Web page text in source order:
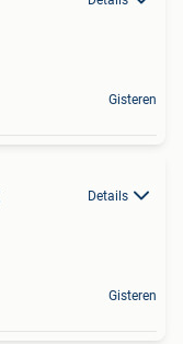
Gisteren
Details
Gisteren